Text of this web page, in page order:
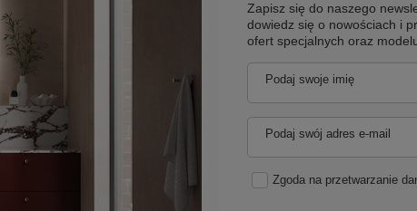
Zapisz się do naszego
dowiedz się o nowościach i
ofert specjalnych oraz
Podaj swoje imię
Podaj swój adres e-mail
Zgoda na przetwarzanie